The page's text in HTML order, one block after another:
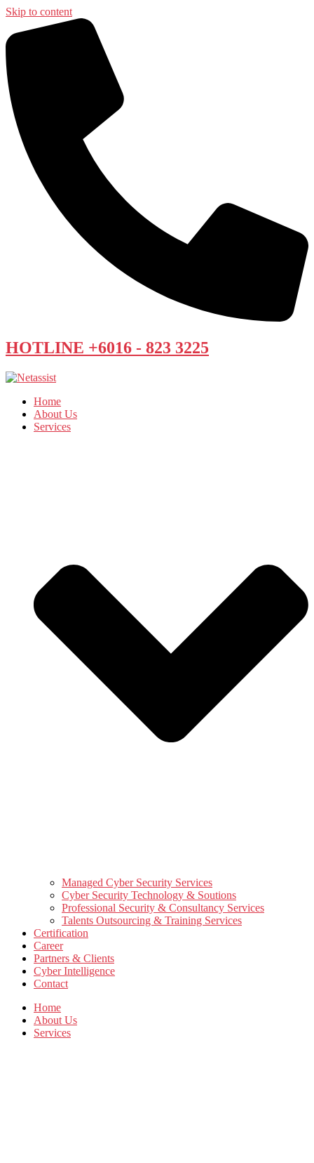
Skip to content
HOTLINE +6016 - 823 3225
Home
About Us
Services
Managed Cyber Security Services
Cyber Security Technology & Soutions
Professional Security & Consultancy Services
Talents Outsourcing & Training Services
Certification
Career
Partners & Clients
Cyber Intelligence
Contact
Home
About Us
Services